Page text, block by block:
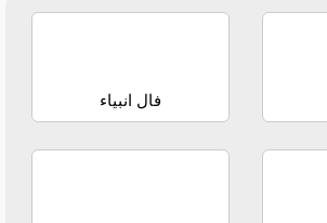
فال انبیاء